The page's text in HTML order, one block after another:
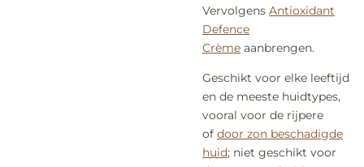
Vervolgens Antioxidant
Defence
Crème aanbrengen.
Geschikt voor elke leeftijd
en de meeste huidtypes,
vooral voor de rijpere
of door zon beschadigde
huid; niet geschikt voor